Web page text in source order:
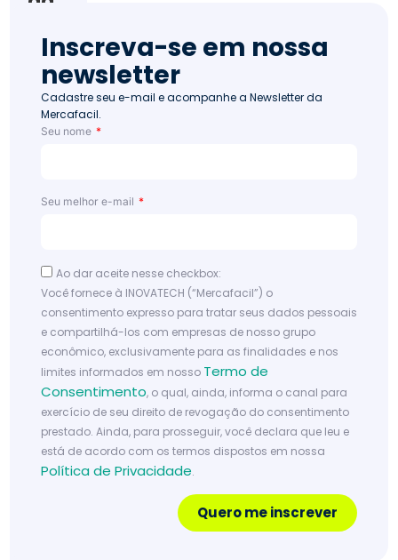
caf
acil:
con
heç
a o
cas
sup
erm
erc
ado
Conh
eça o
e-
com
Inscreva-se em nossa
newsletter
Cadastre seu e-mail e acompanhe a Newsletter da
Mercafacil.
Seu nome
Seu melhor e-mail
Ao dar aceite nesse checkbox:
Você fornece à INOVATECH (“Mercafacil”) o
consentimento expresso para tratar seus dados pessoais
e compartilhá-los com empresas de nosso grupo
econômico, exclusivamente para as finalidades e nos
limites informados em nosso Termo de
Consentimento, o qual, ainda, informa o canal para
exercício de seu direito de revogação do consentimento
prestado. Ainda, para prosseguir, você declara que leu e
está de acordo com os termos dispostos em nossa
Política de Privacidade.
Quero me inscrever